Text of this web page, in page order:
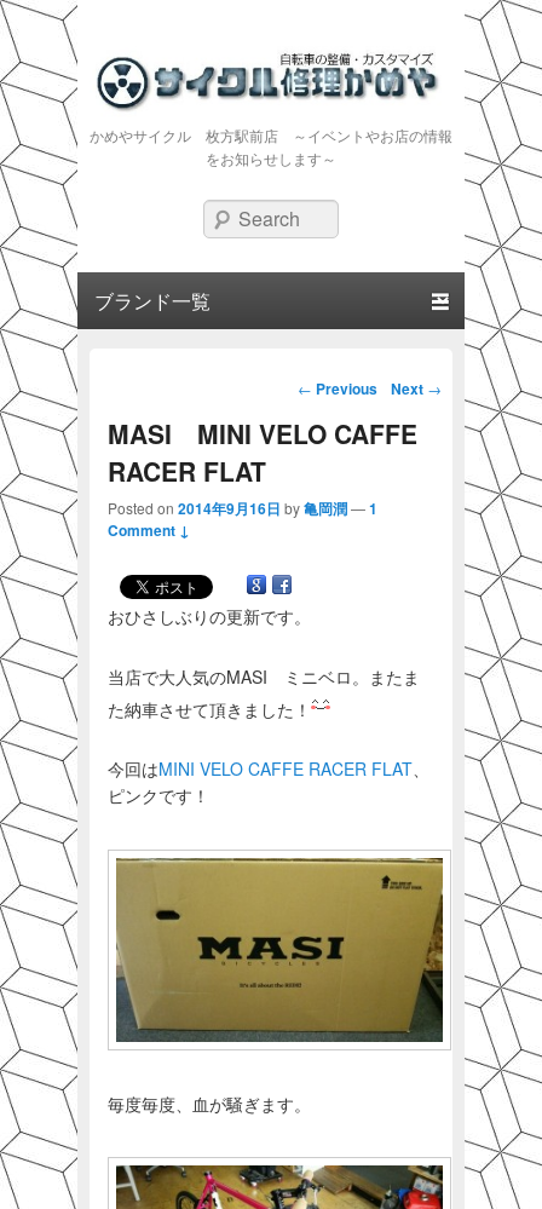
かめやサイクル 枚方駅前店 ～イベントやお店の情報
をお知らせします～
Search
Post navigation
← Previous Next →
MASI MINI VELO CAFFE
RACER FLAT
Posted on 2014年9月16日 by亀岡潤—1
Comment ↓
おひさしぶりの更新です。
当店で大人気のMASI ミニベロ。またま
た納車させて頂きました！
今回はMINI VELO CAFFE RACER FLAT、
ピンクです！
毎度毎度、血が騒ぎます。